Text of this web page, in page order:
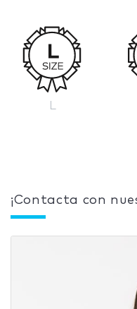
¡Contacta con